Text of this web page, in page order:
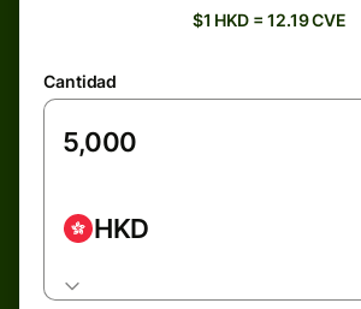
$1 HKD = 12.19 CVE
Cantidad
HKD